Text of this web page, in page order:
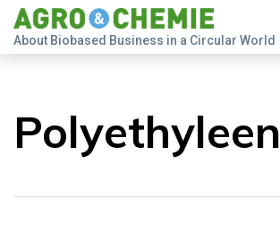
About Biobased Business in a Circular World
Polyethyleen